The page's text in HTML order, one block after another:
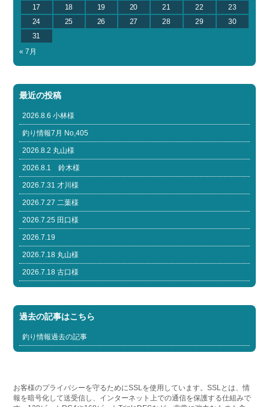
17
18 19 20 21 22
23
24
25 26 27 28 29
30
31
« 7月
最近の投稿
2026.8.6 小林様
釣り情報7月 No,405
2026.8.2 丸山様
2026.8.1 鈴木様
2026.7.31 才川様
2026.7.27 二葉様
2026.7.25 田口様
2026.7.19
2026.7.18 丸山様
2026.7.18 古口様
過去の記事はこちら
釣り情報過去の記事
お客様のプライバシーを守るためにSSLを使用しています。SSLとは、情
報を暗号化して送受信し、インターネット上での通信を保護する仕組みで